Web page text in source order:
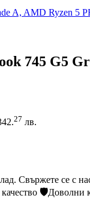
745 G5
27 лв.
Свържете се с
🛡Доволни